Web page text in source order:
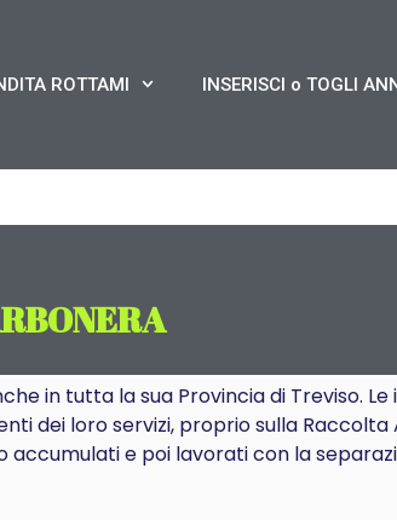
ROTTAMI INSERISCI o TOGLI
in tutta la sua Provincia di Treviso.
dei loro servizi, proprio sulla Raccolta
accumulati e poi lavorati con la